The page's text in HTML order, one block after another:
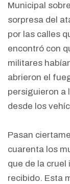
Municipal
sorpresa del
por las calles
encontró con
militares
abrieron el
persiguieron a
desde los
Pasan
cuarenta los
que de la
recibido. Esta